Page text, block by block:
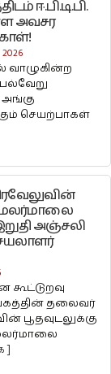
ஈ.பி.டி.பி.
அவசர
2026
வாழுகின்ற
செயற்பாகள்
மலர்மாலை
அஞ்சலி
தலைவர்
பூதவுடலுக்கு
]